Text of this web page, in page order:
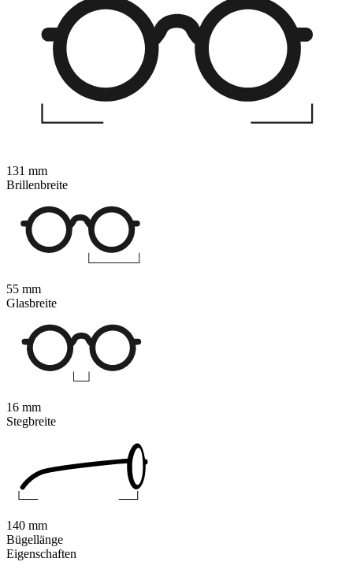
Eigenschaften
131 mm
Brillenbreite
55 mm
Glasbreite
16 mm
Stegbreite
140 mm
Bügellänge